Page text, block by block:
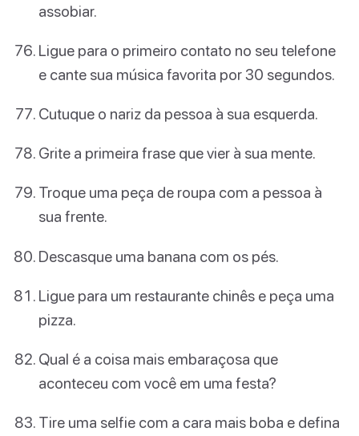
assobiar.
Ligue para o primeiro contato no seu telefone
e cante sua música favorita por 30 segundos.
Cutuque o nariz da pessoa à sua esquerda.
Grite a primeira frase que vier à sua mente.
Troque uma peça de roupa com a pessoa à
sua frente.
Descasque uma banana com os pés.
Ligue para um restaurante chinês e peça uma
pizza.
Qual é a coisa mais embaraçosa que
aconteceu com você em uma festa?
Tire uma selfie com a cara mais boba e defina